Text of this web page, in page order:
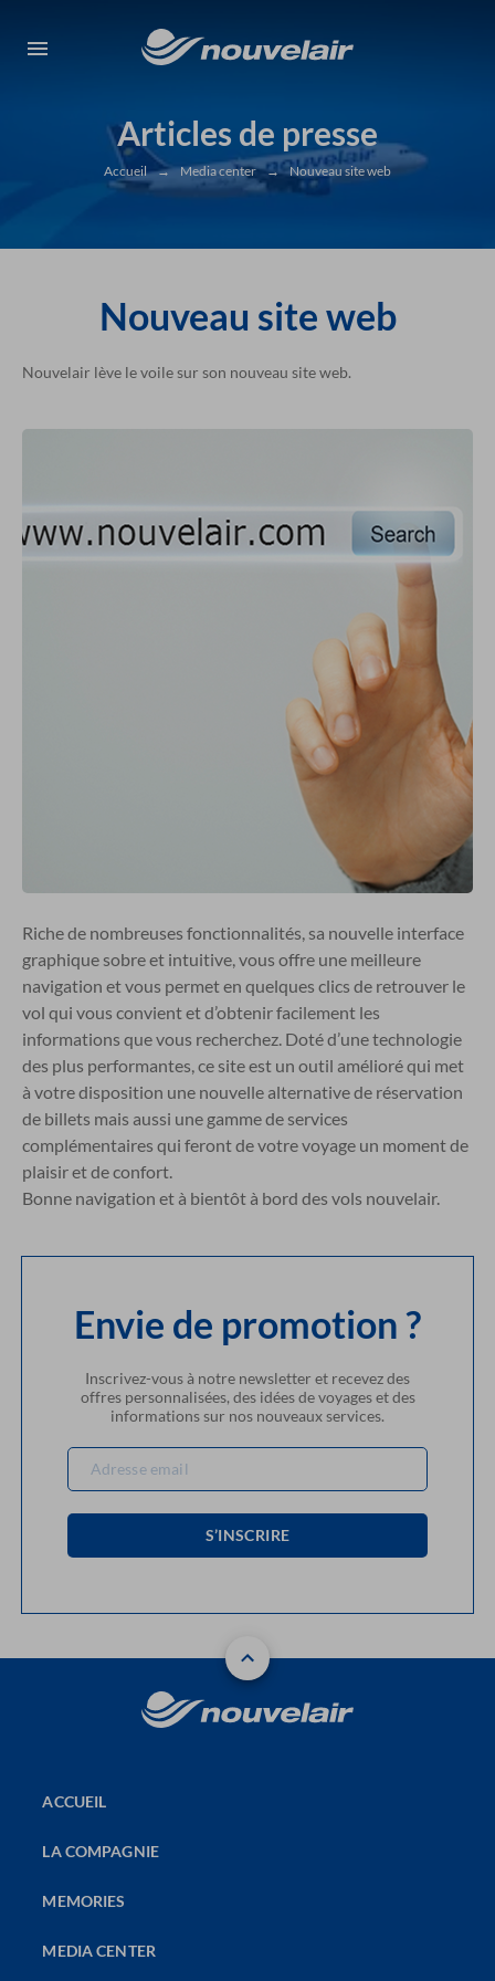
Articles de presse
Accueil → Media center → Nouveau site web
Nouveau site web
Nouvelair lève le voile sur son nouveau site web.
Riche de nombreuses fonctionnalités, sa nouvelle interface
graphique sobre et intuitive, vous offre une meilleure
navigation et vous permet en quelques clics de retrouver le
vol qui vous convient et d’obtenir facilement les
informations que vous recherchez. Doté d’une technologie
des plus performantes, ce site est un outil amélioré qui met
à votre disposition une nouvelle alternative de réservation
de billets mais aussi une gamme de services
complémentaires qui feront de votre voyage un moment de
plaisir et de confort.
Bonne navigation et à bientôt à bord des vols nouvelair.
Envie de promotion ?
Inscrivez-vous à notre newsletter et recevez des
offres personnalisées, des idées de voyages et des
informations sur nos nouveaux services.
S’INSCRIRE
ACCUEIL
LA COMPAGNIE
MEMORIES
MEDIA CENTER